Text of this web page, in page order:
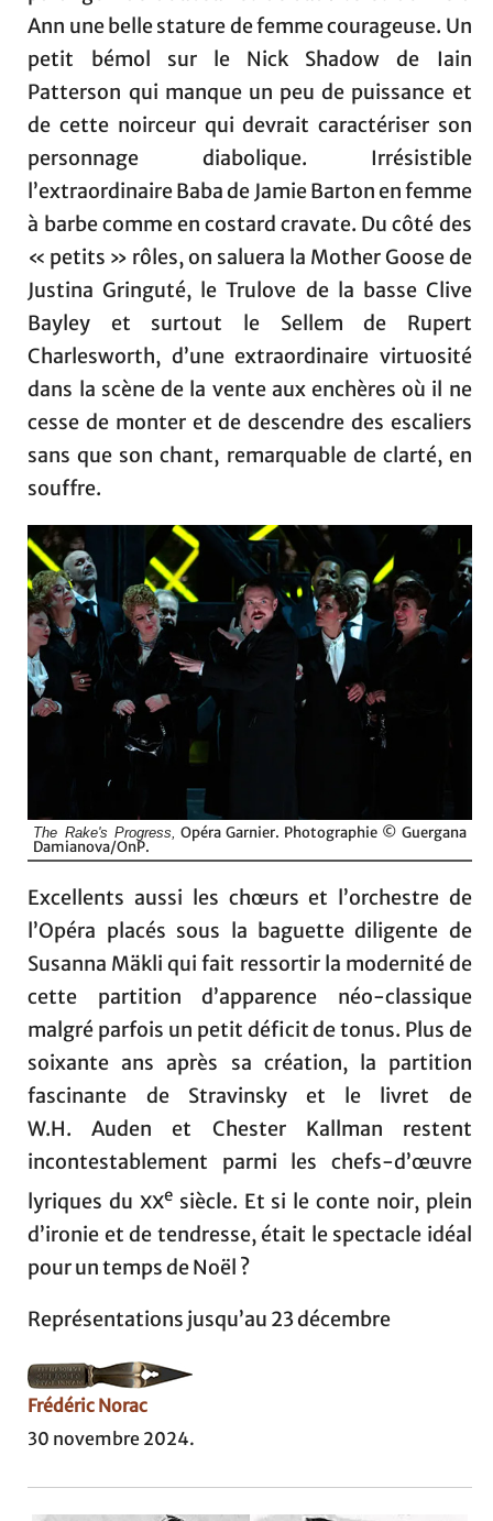
Ann une belle stature de femme courageuse. Un
petit bémol sur le Nick Shadow de Iain
Patterson qui manque un peu de puissance et
de cette noirceur qui devrait caractériser son
personnage diabolique. Irrésistible
l’extraordinaire Baba de Jamie Barton en femme
à barbe comme en costard cravate. Du côté des
« petits » rôles, on saluera la Mother Goose de
Justina Gringuté, le Trulove de la basse Clive
Bayley et surtout le Sellem de Rupert
Charlesworth, d’une extraordinaire virtuosité
dans la scène de la vente aux enchères où il ne
cesse de monter et de descendre des escaliers
sans que son chant, remarquable de clarté, en
souffre.
The Rake's Progress, Opéra Garnier. Photographie © Guergana
Damianova/OnP.
Excellents aussi les chœurs et l’orchestre de
l’Opéra placés sous la baguette diligente de
Susanna Mäkli qui fait ressortir la modernité de
cette partition d’apparence néo-classique
malgré parfois un petit déficit de tonus. Plus de
soixante ans après sa création, la partition
fascinante de Stravinsky et le livret de
W.H. Auden et Chester Kallman restent
incontestablement parmi les chefs-d’œuvre
lyriques duxxe siècle. Et si le conte noir, plein
d’ironie et de tendresse, était le spectacle idéal
pour un temps de Noël ?
Représentations jusqu’au 23 décembre
Frédéric Norac
30 novembre 2024.